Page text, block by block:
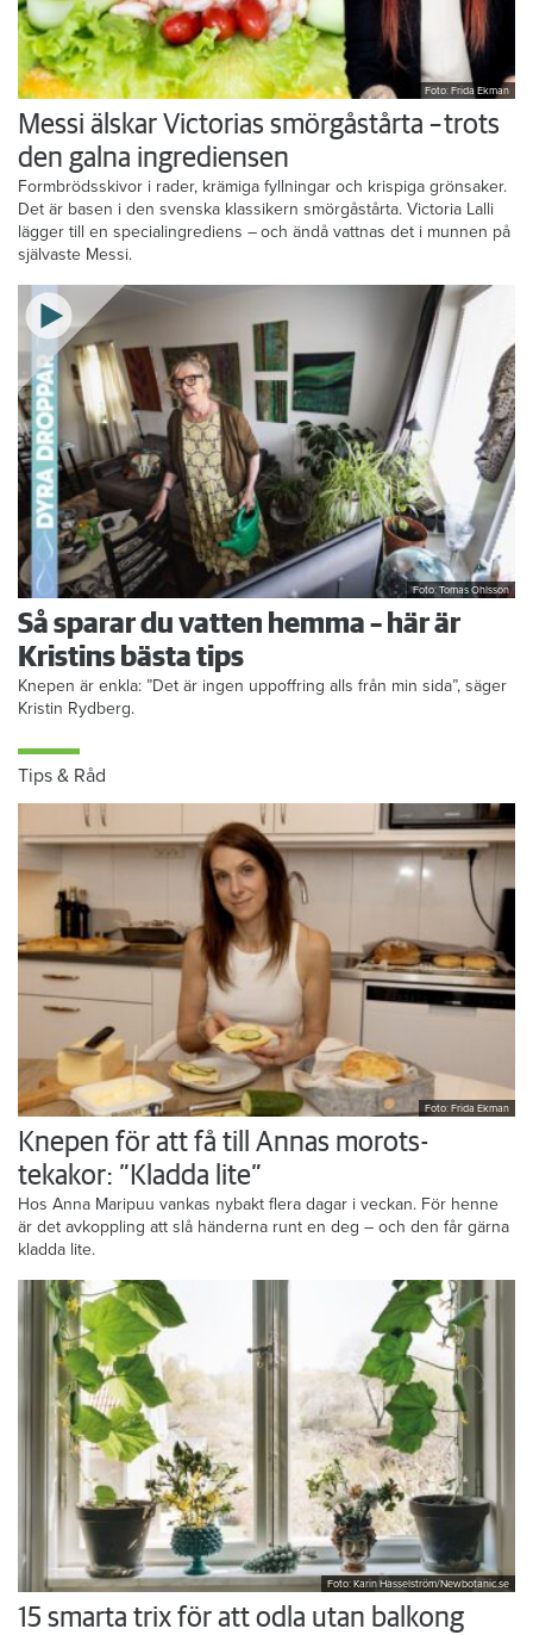
Foto: Frida Ekman
Messi älskar Victorias smörgåstårta – trots
den galna ingrediensen
Formbrödsskivor i rader, krämiga fyllningar och krispiga grönsaker.
Det är basen i den svenska klassikern smörgåstårta. Victoria Lalli
lägger till en specialingrediens – och ändå vattnas det i munnen på
självaste Messi.
Foto: Tomas Ohlsson
Så sparar du vatten hemma – här är
Kristins bästa tips
Knepen är enkla: ”Det är ingen uppoffring alls från min sida”, säger
Kristin Rydberg.
Tips & Råd
Foto: Frida Ekman
Knepen för att få till Annas morots-
tekakor: ”Kladda lite”
Hos Anna Maripuu vankas nybakt flera dagar i veckan. För henne
är det avkoppling att slå händerna runt en deg – och den får gärna
kladda lite.
Foto: Karin Hasselström/Newbotanic.se
15 smarta trix för att odla utan balkong